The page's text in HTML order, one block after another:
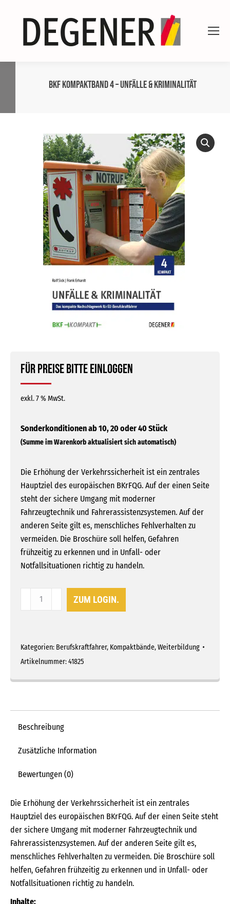
BKF Kompaktband 4 – Unfälle & Kriminalität
Für Preise bitte einloggen
exkl. 7 % MwSt.
Die Erhöhung der Verkehrssicherheit ist ein zentrales
Hauptziel des europäischen BKrFQG. Auf der einen Seite
steht der sichere Umgang mit moderner
Fahrzeugtechnik und Fahrerassistenzsystemen. Auf der
anderen Seite gilt es, menschliches Fehlverhalten zu
vermeiden. Die Broschüre soll helfen, Gefahren
frühzeitig zu erkennen und in Unfall- oder
Notfallsituationen richtig zu handeln.
Unfälle
&
ZUM LOGIN.
Kategorien: Berufskraftfahrer, Kompaktbände,Weiterbildung
Artikelnummer:41825
Beschreibung
Zusätzliche Information
Bewertungen (0)
Die Erhöhung der Verkehrssicherheit ist ein zentrales
Hauptziel des europäischen BKrFQG. Auf der einen Seite steht
der sichere Umgang mit moderner Fahrzeugtechnik und
Fahrerassistenzsystemen. Auf der anderen Seite gilt es,
menschliches Fehlverhalten zu vermeiden. Die Broschüre soll
helfen, Gefahren frühzeitig zu erkennen und in Unfall- oder
Notfallsituationen richtig zu handeln.
Inhalte: